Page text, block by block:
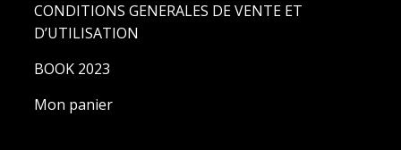
CONDITIONS GENERALES DE VENTE ET
D’UTILISATION
BOOK 2023
Mon panier